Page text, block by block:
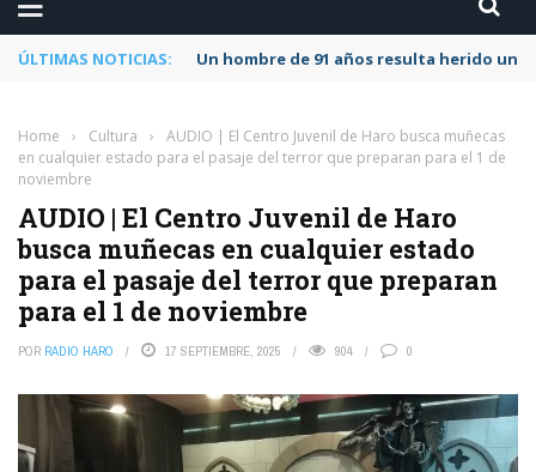
ÚLTIMAS NOTICIAS: Un hombre de 91 años resulta herido
Home › Cultura ›
AUDIO | El Centro Juvenil de Haro busca muñecas
en cualquier estado para el pasaje del terror que preparan para el 1 de
noviembre
AUDIO | El Centro Juvenil de Haro
busca muñecas en cualquier estado
para el pasaje del terror que preparan
para el 1 de noviembre
POR RADIO HARO 17 SEPTIEMBRE, 2025 904 0